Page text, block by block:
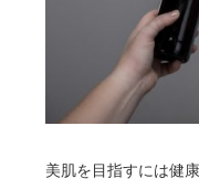
美肌を目指すには健